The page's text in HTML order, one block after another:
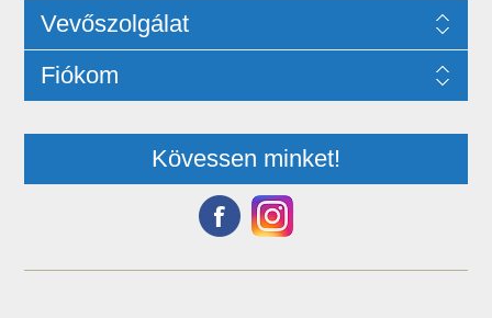
Vevőszolgálat
Fiókom
Kövessen minket!